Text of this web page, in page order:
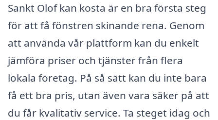
Sankt Olof kan kosta är en bra första steg
för att få fönstren skinande rena. Genom
att använda vår plattform kan du enkelt
jämföra priser och tjänster från flera
lokala företag. På så sätt kan du inte bara
få ett bra pris, utan även vara säker på att
du får kvalitativ service. Ta steget idag och